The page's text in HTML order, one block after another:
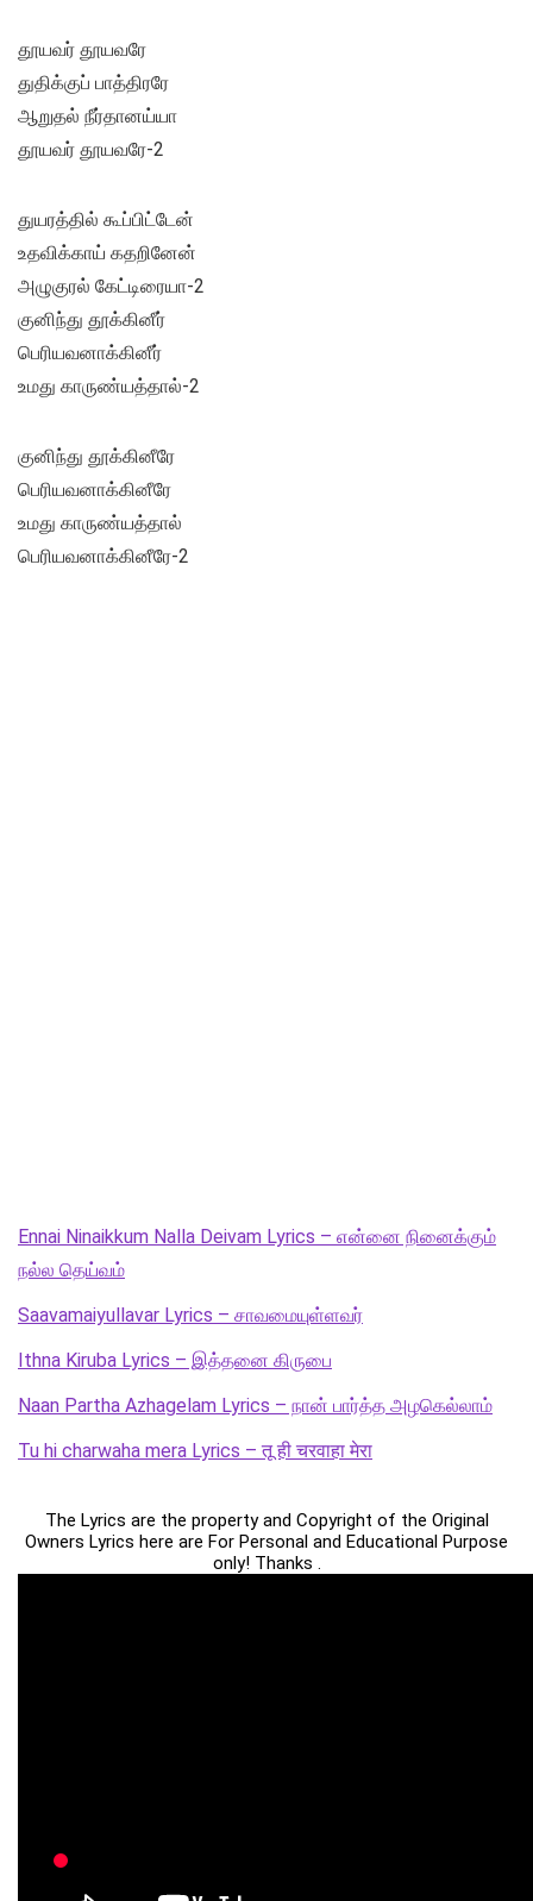
தூயவர் தூயவரே
துதிக்குப் பாத்திரரே
ஆறுதல் நீர்தானய்யா
தூயவர் தூயவரே-2
துயரத்தில் கூப்பிட்டேன்
உதவிக்காய் கதறினேன்
அழுகுரல் கேட்டிரையா-2
குனிந்து தூக்கினீர்
பெரியவனாக்கினீர்
உமது காருண்யத்தால்-2
குனிந்து தூக்கினீரே
பெரியவனாக்கினீரே
உமது காருண்யத்தால்
பெரியவனாக்கினீரே-2
Ennai Ninaikkum Nalla Deivam Lyrics – என்னை நினைக்கும்
நல்ல தெய்வம்
Saavamaiyullavar Lyrics – சாவமையுள்ளவர்
Ithna Kiruba Lyrics – இத்தனை கிருபை
Naan Partha Azhagelam Lyrics – நான் பார்த்த அழகெல்லாம்
Tu hi charwaha mera Lyrics – तू ही चरवाहा मेरा
The Lyrics are the property and Copyright of the Original
Owners Lyrics here are For Personal and Educational Purpose
only! Thanks .